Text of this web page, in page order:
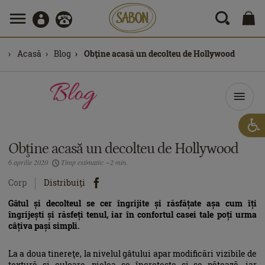
Acasă Blog Obţine acasă un decolteu de Hollywood
Obţine acasă un decolteu de Hollywood
6 aprilie 2020 Timp estimativ: ~2 min.
Corp
Distribuiţi
Gâtul și decolteul se cer îngrijite și răsfățate așa cum îți
îngrijești și răsfeți tenul, iar în confortul casei tale poți urma
câțiva pași simpli.
La a doua tinereţe, la nivelul gâtului apar modificări vizibile de